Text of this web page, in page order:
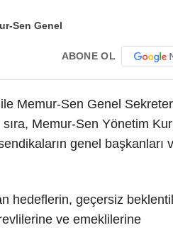
ABONE OL
ile Memur-Sen Genel
sıra, Memur-Sen Yönetim
genel başkanları
hedeflerin, geçersiz
ve emeklilerine